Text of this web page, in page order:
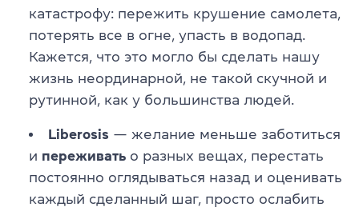
катастрофу: пережить крушение самолета,
потерять все в огне, упасть в водопад.
Кажется, что это могло бы сделать нашу
жизнь неординарной, не такой скучной и
рутинной, как у большинства людей.
Liberosis — желание меньше заботиться
и переживать о разных вещах, перестать
постоянно оглядываться назад и оценивать
каждый сделанный шаг, просто ослабить